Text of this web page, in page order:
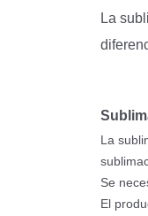
La
La
Se
El